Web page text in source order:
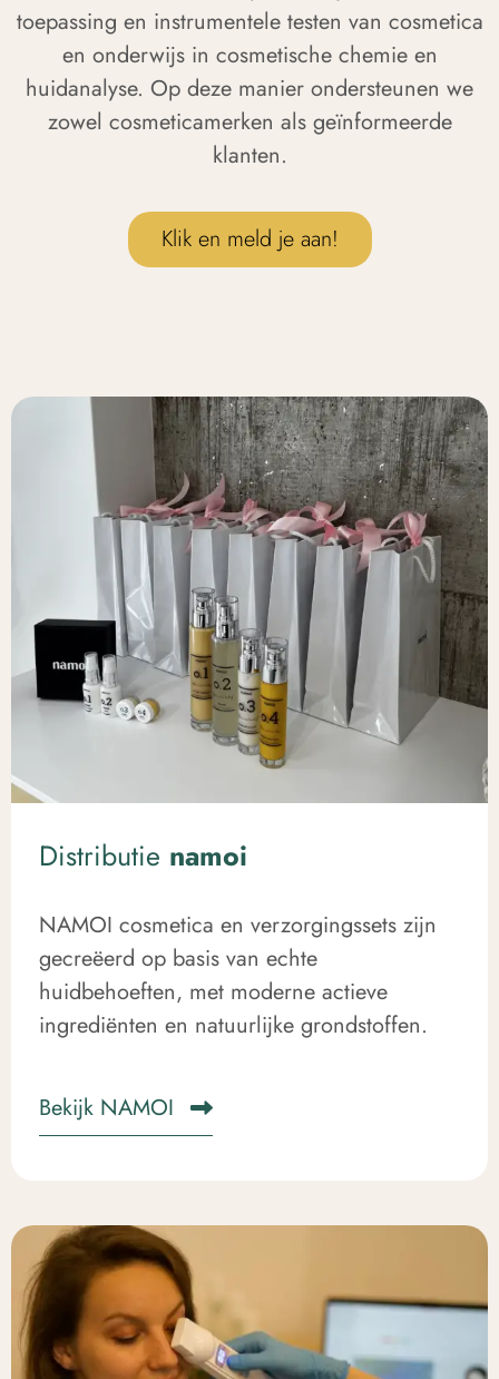
toepassing en instrumentele testen van cosmetica
en onderwijs in cosmetische chemie en
huidanalyse. Op deze manier ondersteunen we
zowel cosmeticamerken als geïnformeerde
klanten.
Klik en meld je aan!
Distributie namoi
NAMOI cosmetica en verzorgingssets zijn
gecreëerd op basis van echte
huidbehoeften, met moderne actieve
ingrediënten en natuurlijke grondstoffen.
Bekijk NAMOI